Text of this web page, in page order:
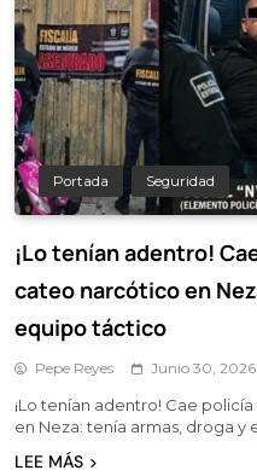
Portada Seguridad
¡Lo tenían adentro!
cateo narcótico en
equipo táctico
Pepe Reyes Junio 30, 2026
¡Lo tenían adentro! Cae
en Neza: tenía armas, droga y
LEE MÁS